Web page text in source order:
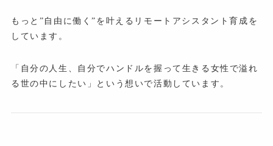
もっと”自由に働く”を叶えるリモートアシスタント育成を
しています。
「自分の人生、自分でハンドルを握って生きる女性で溢れ
る世の中にしたい」という想いで活動しています。